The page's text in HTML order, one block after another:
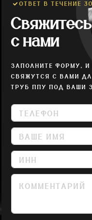
ОТВЕТ В ТЕЧЕНИЕ
Свяжитесь
с нами
ЗАПОЛНИТЕ ФОРМУ,
СВЯЖУТСЯ С ВАМИ
ТРУБ ППУ ПОД ВАШИ